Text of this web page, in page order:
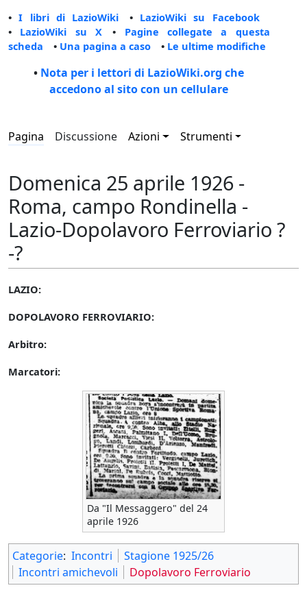
•I libri di LazioWiki • LazioWiki su Facebook
• LazioWiki su X • Pagine collegate a questa
scheda • Una pagina a caso • Le ultime modifiche
• Nota per i lettori di LazioWiki.org che
accedono al sito con un cellulare
Pagina Discussione Azioni Strumenti
Domenica 25 aprile 1926 -
Roma, campo Rondinella -
Lazio-Dopolavoro Ferroviario ?
-?
LAZIO:
DOPOLAVORO FERROVIARIO:
Arbitro:
Marcatori:
Da "Il Messaggero" del 24
aprile 1926
Categorie: Incontri
Stagione 1925/26
Incontri amichevoli
Dopolavoro Ferroviario